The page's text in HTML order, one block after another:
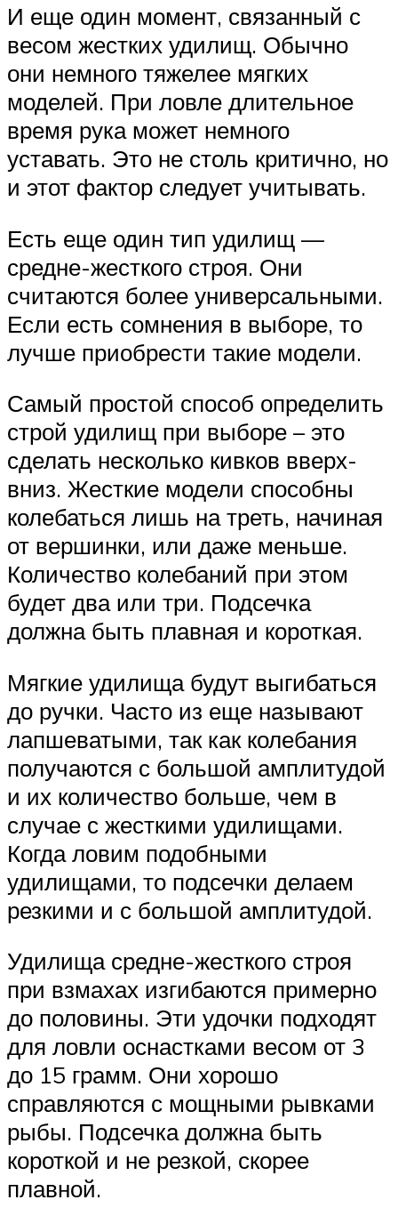
И еще один момент, связанный с
весом жестких удилищ. Обычно
они немного тяжелее мягких
моделей. При ловле длительное
время рука может немного
уставать. Это не столь критично, но
и этот фактор следует учитывать.
Есть еще один тип удилищ —
средне-жесткого строя. Они
считаются более универсальными.
Если есть сомнения в выборе, то
лучше приобрести такие модели.
Самый простой способ определить
строй удилищ при выборе – это
сделать несколько кивков вверх-
вниз. Жесткие модели способны
колебаться лишь на треть, начиная
от вершинки, или даже меньше.
Количество колебаний при этом
будет два или три. Подсечка
должна быть плавная и короткая.
Мягкие удилища будут выгибаться
до ручки. Часто из еще называют
лапшеватыми, так как колебания
получаются с большой амплитудой
и их количество больше, чем в
случае с жесткими удилищами.
Когда ловим подобными
удилищами, то подсечки делаем
резкими и с большой амплитудой.
Удилища средне-жесткого строя
при взмахах изгибаются примерно
до половины. Эти удочки подходят
для ловли оснастками весом от 3
до 15 грамм. Они хорошо
справляются с мощными рывками
рыбы. Подсечка должна быть
короткой и не резкой, скорее
плавной.